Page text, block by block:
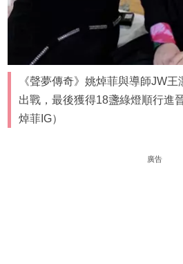
《聲夢傳奇》姚焯菲與導師JW王
出戰，最後獲得18盞綠燈順行進
焯菲IG）
廣告